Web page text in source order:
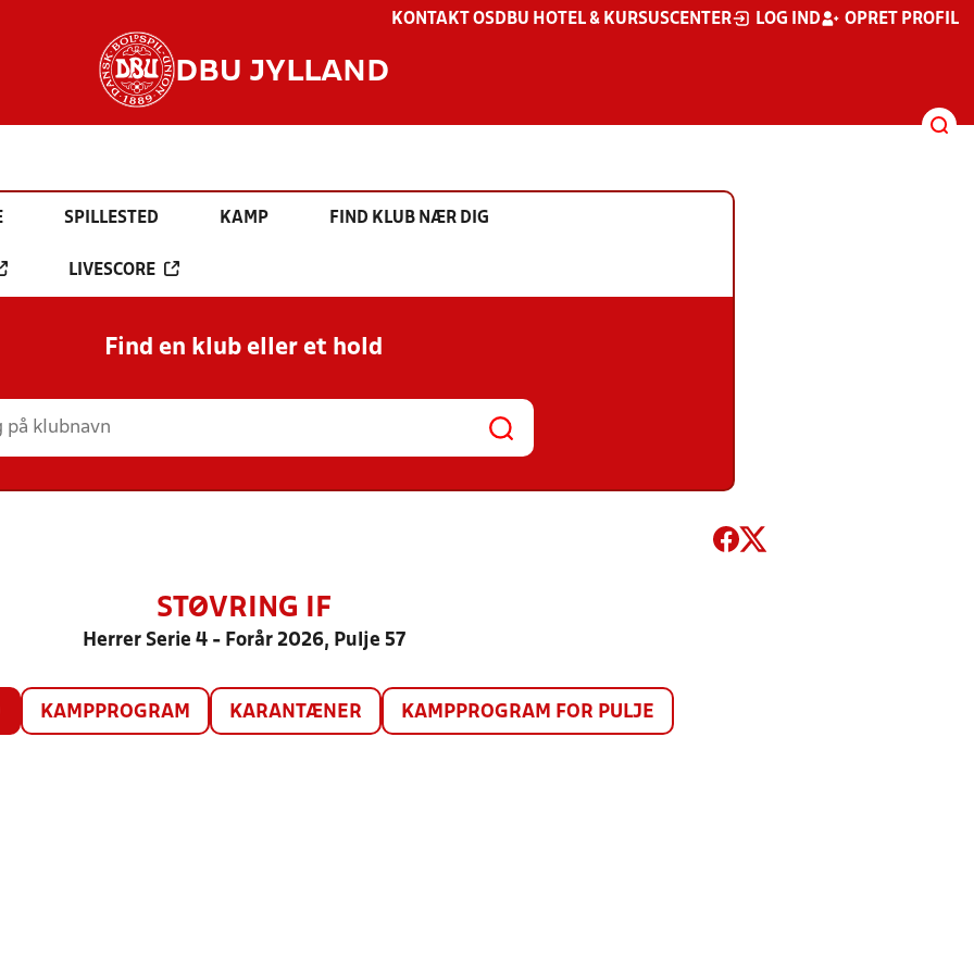
KONTAKT OS DBU HOTEL & KURSUSCENTER LOG IND OPRET PROFIL
DBU JYLLAND
SPILLESTED KAMP FIND KLUB NÆR DIG
LIVESCORE
Find en klub eller et hold
STØVRING IF
Herrer Serie 4 - Forår 2026, Pulje 57
KAMPPROGRAM KARANTÆNER KAMPPROGRAM FOR PULJE